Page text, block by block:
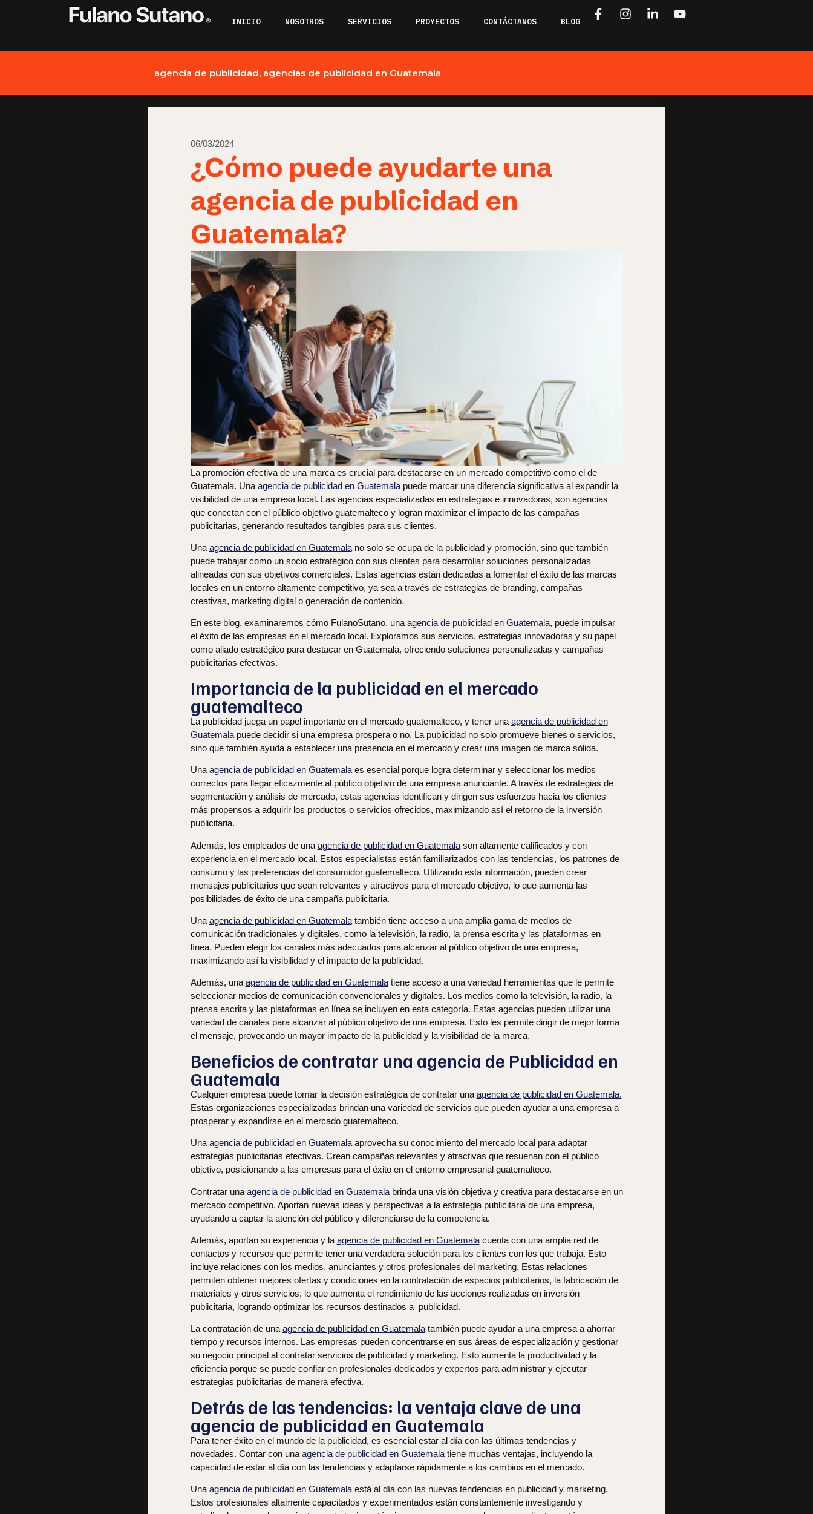
INICIO NOSOTROS SERVICIOS PROYECTOS CONTÁCTANOS BLOG
agencia de publicidad, agencias de publicidad en Guatemala
06/03/2024
¿Cómo puede ayudarte una
agencia de publicidad en
Guatemala?
La promoción efectiva de una marca es crucial para destacarse en un mercado competitivo como el de
Guatemala. Una agencia de publicidad en Guatemala puede marcar una diferencia significativa al expandir la
visibilidad de una empresa local. Las agencias especializadas en estrategias e innovadoras, son agencias
que conectan con el público objetivo guatemalteco y logran maximizar el impacto de las campañas
publicitarias, generando resultados tangibles para sus clientes.
Una agencia de publicidad en Guatemalano solo se ocupa de la publicidad y promoción, sino que también
puede trabajar como un socio estratégico con sus clientes para desarrollar soluciones personalizadas
alineadas con sus objetivos comerciales. Estas agencias están dedicadas a fomentar el éxito de las marcas
locales en un entorno altamente competitivo, ya sea a través de estrategias de branding, campañas
creativas, marketing digital o generación de contenido.
En este blog, examinaremos cómo FulanoSutano, una agencia de publicidad en Guatemala, puede impulsar
el éxito de las empresas en el mercado local. Exploramos sus servicios, estrategias innovadoras y su papel
como aliado estratégico para destacar en Guatemala, ofreciendo soluciones personalizadas y campañas
publicitarias efectivas.
Importancia de la publicidad en el mercado
guatemalteco
La publicidad juega un papel importante en el mercado guatemalteco, y tener una agencia de publicidad en
Guatemalapuede decidir si una empresa prospera o no. La publicidad no solo promueve bienes o servicios,
sino que también ayuda a establecer una presencia en el mercado y crear una imagen de marca sólida.
Una agencia de publicidad en Guatemalaes esencial porque logra determinar y seleccionar los medios
correctos para llegar eficazmente al público objetivo de una empresa anunciante. A través de estrategias de
segmentación y análisis de mercado, estas agencias identifican y dirigen sus esfuerzos hacia los clientes
más propensos a adquirir los productos o servicios ofrecidos, maximizando así el retorno de la inversión
publicitaria.
Además, los empleados de una agencia de publicidad en Guatemalason altamente calificados y con
experiencia en el mercado local. Estos especialistas están familiarizados con las tendencias, los patrones de
consumo y las preferencias del consumidor guatemalteco. Utilizando esta información, pueden crear
mensajes publicitarios que sean relevantes y atractivos para el mercado objetivo, lo que aumenta las
posibilidades de éxito de una campaña publicitaria.
Una agencia de publicidad en Guatemalatambién tiene acceso a una amplia gama de medios de
comunicación tradicionales y digitales, como la televisión, la radio, la prensa escrita y las plataformas en
línea. Pueden elegir los canales más adecuados para alcanzar al público objetivo de una empresa,
maximizando así la visibilidad y el impacto de la publicidad.
Además, una agencia de publicidad en Guatemalatiene acceso a una variedad herramientas que le permite
seleccionar medios de comunicación convencionales y digitales. Los medios como la televisión, la radio, la
prensa escrita y las plataformas en línea se incluyen en esta categoría. Estas agencias pueden utilizar una
variedad de canales para alcanzar al público objetivo de una empresa. Esto les permite dirigir de mejor forma
el mensaje, provocando un mayor impacto de la publicidad y la visibilidad de la marca.
Beneficios de contratar una agencia de Publicidad en
Guatemala
Cualquier empresa puede tomar la decisión estratégica de contratar una agencia de publicidad en Guatemala.
Estas organizaciones especializadas brindan una variedad de servicios que pueden ayudar a una empresa a
prosperar y expandirse en el mercado guatemalteco.
Una agencia de publicidad en Guatemalaaprovecha su conocimiento del mercado local para adaptar
estrategias publicitarias efectivas. Crean campañas relevantes y atractivas que resuenan con el público
objetivo, posicionando a las empresas para el éxito en el entorno empresarial guatemalteco.
Contratar una agencia de publicidad en Guatemalabrinda una visión objetiva y creativa para destacarse en un
mercado competitivo. Aportan nuevas ideas y perspectivas a la estrategia publicitaria de una empresa,
ayudando a captar la atención del público y diferenciarse de la competencia.
Además, aportan su experiencia y la agencia de publicidad en Guatemalacuenta con una amplia red de
contactos y recursos que permite tener una verdadera solución para los clientes con los que trabaja. Esto
incluye relaciones con los medios, anunciantes y otros profesionales del marketing. Estas relaciones
permiten obtener mejores ofertas y condiciones en la contratación de espacios publicitarios, la fabricación de
materiales y otros servicios, lo que aumenta el rendimiento de las acciones realizadas en inversión
publicitaria, logrando optimizar los recursos destinados a publicidad.
La contratación de una agencia de publicidad en Guatemalatambién puede ayudar a una empresa a ahorrar
tiempo y recursos internos. Las empresas pueden concentrarse en sus áreas de especialización y gestionar
su negocio principal al contratar servicios de publicidad y marketing. Esto aumenta la productividad y la
eficiencia porque se puede confiar en profesionales dedicados y expertos para administrar y ejecutar
estrategias publicitarias de manera efectiva.
Detrás de las tendencias: la ventaja clave de una
agencia de publicidad en Guatemala
Para tener éxito en el mundo de la publicidad, es esencial estar al día con las últimas tendencias y
novedades. Contar con una agencia de publicidad en Guatemalatiene muchas ventajas, incluyendo la
capacidad de estar al día con las tendencias y adaptarse rápidamente a los cambios en el mercado.
Una agencia de publicidad en Guatemalaestá al día con las nuevas tendencias en publicidad y marketing.
Estos profesionales altamente capacitados y experimentados están constantemente investigando y